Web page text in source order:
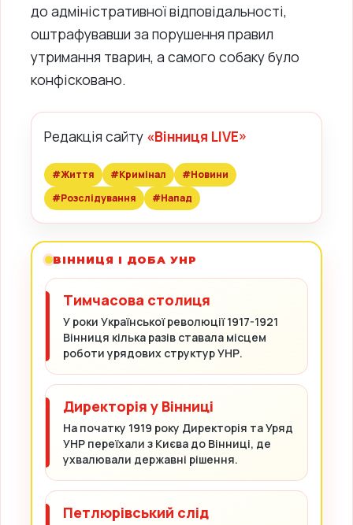
до адміністративної відповідальності,
оштрафувавши за порушення правил
утримання тварин, а самого собаку було
конфісковано.
Редакція сайту «Вінниця LIVE»
#Життя #Кримінал
#Новини
#Розслідування
#Напад
ВІННИЦЯ І ДОБА УНР
Тимчасова столиця
У роки Української революції 1917-1921
Вінниця кілька разів ставала місцем
роботи урядових структур УНР.
Директорія у Вінниці
На початку 1919 року Директорія та Уряд
УНР переїхали з Києва до Вінниці, де
ухвалювали державні рішення.
Петлюрівський слід